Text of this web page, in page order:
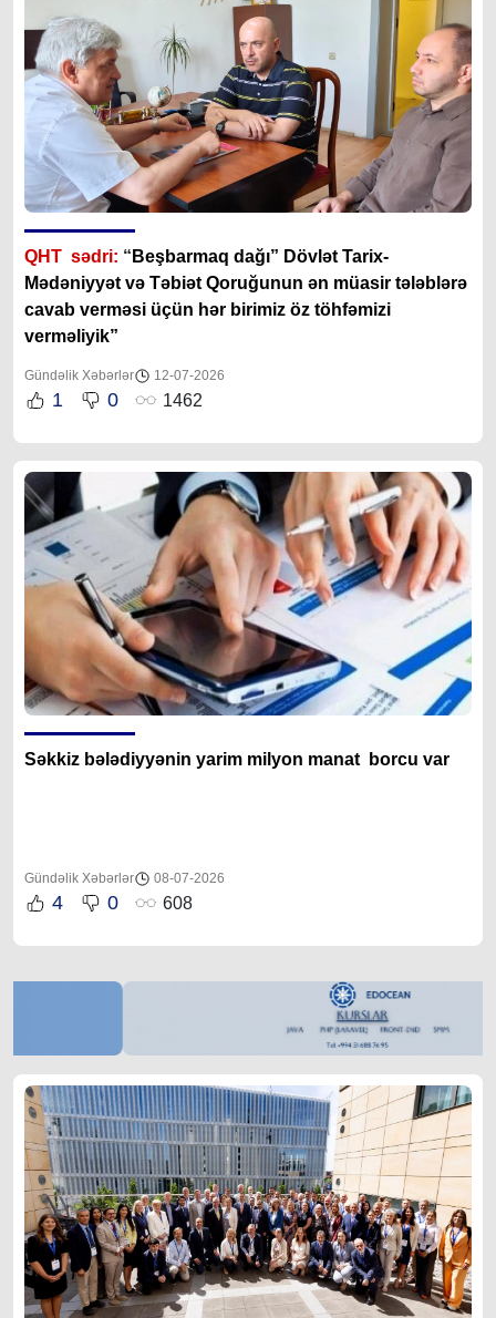
QHT sədri: “ Beşbarmaq dağı” Dövlət Tarix-
Mədəniyyət və Təbiət Qoruğunun ən müasir tələblərə
cavab verməsi üçün hər birimiz öz töhfəmizi
verməliyik”
Gündəlik Xəbərlər 12-07-2026
1 0 1462
Səkkiz bələdiyyənin yarim milyon manat borcu var
Gündəlik Xəbərlər 08-07-2026
4 0 608